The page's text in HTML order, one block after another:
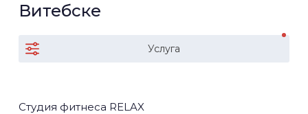
Витебске
Услуга
Студия фитнеса RELAX